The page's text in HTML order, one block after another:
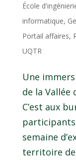
École
informatique,
Portail affaires,
UQTR
Une
de la
C’est aux
semaine
territoire de